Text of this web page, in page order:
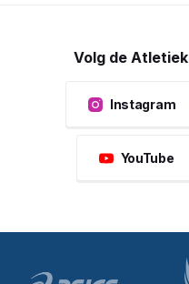
Volg de
Instagram
YouTube